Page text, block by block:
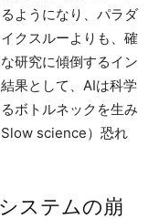
ようになり、パラダ
クスルーよりも、確
研究に傾倒するイン
果として、AIは科学
ボトルネックを生み
science）恐れ
ステムの崩